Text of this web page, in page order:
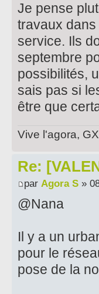
Je pense
travaux
service. Ils
septembre
possibilités,
sais pas si
être que
Vive l'agora,
Re:
par Agora S »
@Nana
Il y a un
pour le
pose de la